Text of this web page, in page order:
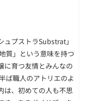
プストラSubstrat」
質」という意味を持つ
に育つ友情とみんなの
ば職人のアトリエのよ
は、初めての人も不思